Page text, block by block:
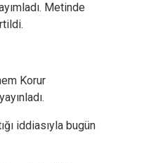
Metinde
Korur
iddiasıyla bugün